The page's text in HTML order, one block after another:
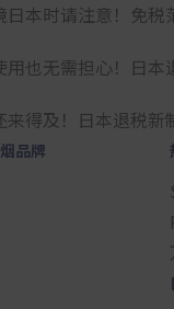
日本时请注意！免
用也无需担心！日
来得及！日本退税
品牌